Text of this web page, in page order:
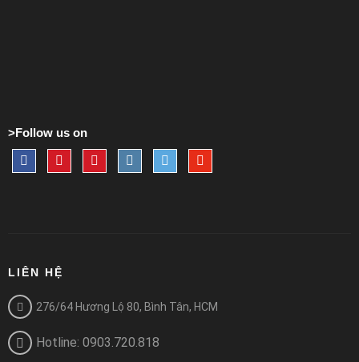
>Follow us on
LIÊN HỆ
276/64 Hương Lộ 80, Bình Tân, HCM
Hotline: 0903.720.818